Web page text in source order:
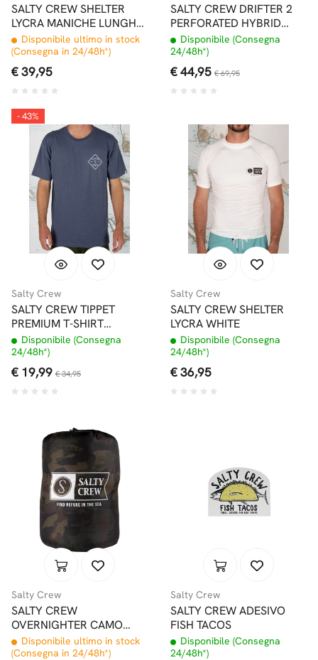
SALTY CREW SHELTER
LYCRA MANICHE LUNGHE
BLACK
Disponibile ultimo in stock
(Consegna in 24/48h*)
€ 39,95
SALTY CREW DRIFTER 2
PERFORATED HYBRID
WALKSHORT 19" NAVY
Disponibile (Consegna
24/48h*)
€ 44,95 € 69,95
- 43%
Salty Crew
SALTY CREW TIPPET
PREMIUM T-SHIRT
HARBOR HEATHER
Disponibile (Consegna
24/48h*)
€ 19,99 € 34,95
Salty Crew
SALTY CREW SHELTER
LYCRA WHITE
Disponibile (Consegna
24/48h*)
€ 36,95
Salty Crew
SALTY CREW
OVERNIGHTER CAMO
SACCO A PELO
Disponibile ultimo in stock
(Consegna in 24/48h*)
Salty Crew
SALTY CREW ADESIVO
FISH TACOS
Disponibile (Consegna
24/48h*)